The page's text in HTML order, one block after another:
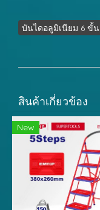
บันไดอลูมิเนียม 6 ขั้น
สินค้าเกี่ยวข้อง
New